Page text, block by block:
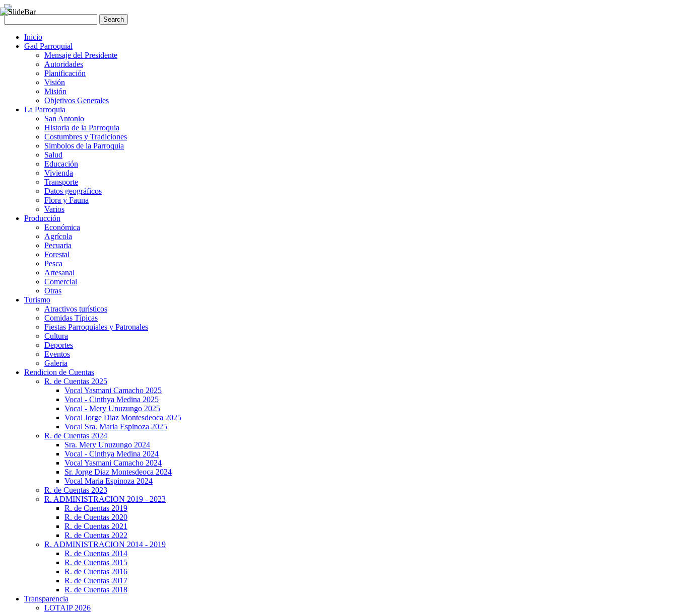
Inicio
Gad Parroquial
Mensaje del Presidente
Autoridades
Planificación
Visión
Misión
Objetivos Generales
La Parroquia
San Antonio
Historia de la Parroquia
Costumbres y Tradiciones
Simbolos de la Parroquia
Salud
Educación
Vivienda
Transporte
Datos geográficos
Flora y Fauna
Varios
Producción
Económica
Agrícola
Pecuaria
Forestal
Pesca
Artesanal
Comercial
Otras
Turismo
Atractivos turísticos
Comidas Típicas
Fiestas Parroquiales y Patronales
Cultura
Deportes
Eventos
Galeria
Rendicion de Cuentas
R. de Cuentas 2025
Vocal Yasmani Camacho 2025
Vocal - Cinthya Medina 2025
Vocal - Mery Unuzungo 2025
Vocal Jorge Diaz Montesdeoca 2025
Vocal Sra. Maria Espinoza 2025
R. de Cuentas 2024
Sra. Mery Unuzungo 2024
Vocal - Cinthya Medina 2024
Vocal Yasmani Camacho 2024
Sr. Jorge Diaz Montesdeoca 2024
Vocal Maria Espinoza 2024
R. de Cuentas 2023
R. ADMINISTRACION 2019 - 2023
R. de Cuentas 2019
R. de Cuentas 2020
R. de Cuentas 2021
R. de Cuentas 2022
R. ADMINISTRACION 2014 - 2019
R. de Cuentas 2014
R. de Cuentas 2015
R. de Cuentas 2016
R. de Cuentas 2017
R. de Cuentas 2018
Transparencia
LOTAIP 2026